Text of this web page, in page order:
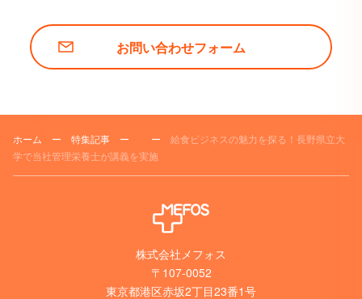
お問い合わせフォーム
ホーム ー 特集記事 ー ー 給食ビジネスの魅力を探る！長野県立大
学で当社管理栄養士が講義を実施
株式会社メフォス
〒107-0052
東京都港区赤坂2丁目23番1号